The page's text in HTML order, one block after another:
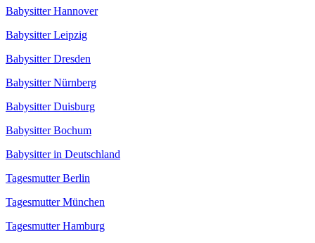
Babysitter Hannover
Babysitter Leipzig
Babysitter Dresden
Babysitter Nürnberg
Babysitter Duisburg
Babysitter Bochum
Babysitter in Deutschland
Tagesmutter Berlin
Tagesmutter München
Tagesmutter Hamburg